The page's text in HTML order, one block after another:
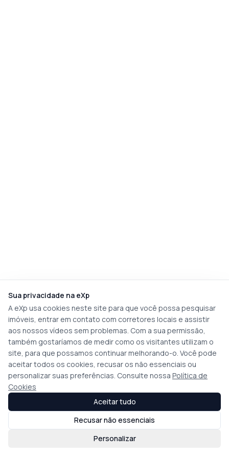
Sua privacidade na eXp
A eXp usa cookies neste site para que você possa pesquisar
imóveis, entrar em contato com corretores locais e assistir
aos nossos vídeos sem problemas. Com a sua permissão,
também gostaríamos de medir como os visitantes utilizam o
site, para que possamos continuar melhorando-o. Você pode
aceitar todos os cookies, recusar os não essenciais ou
personalizar suas preferências. Consulte nossa Política de
Cookies
Personalizar
Recusar não essenciais
Aceitar tudo